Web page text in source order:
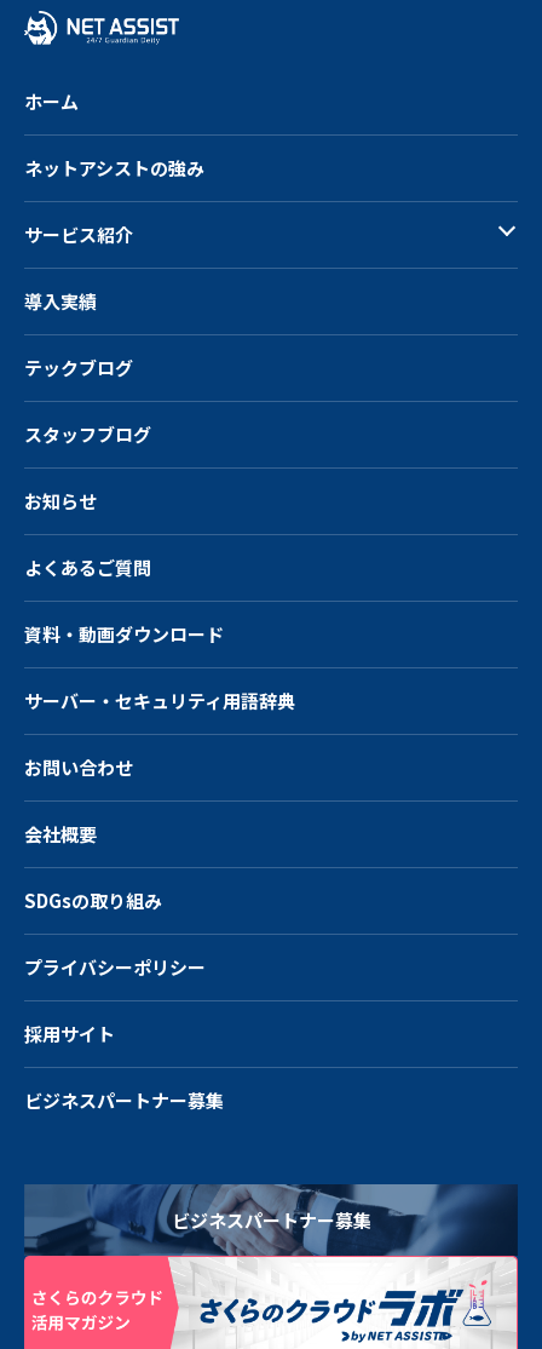
ホーム
ネットアシストの強み
サービス紹介
導入実績
テックブログ
スタッフブログ
お知らせ
よくあるご質問
資料・動画ダウンロード
サーバー・ セキュリティ用語辞典
お問い合わせ
会社概要
SDGsの取り組み
プライバシーポリシー
採用サイト
ビジネスパートナー募集
ビジネスパートナー募集